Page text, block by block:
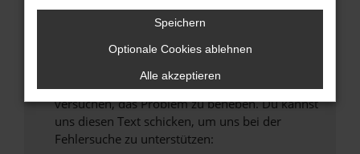
führen, dass bestimmte Funktionen nicht mehr
unterstützt werden.
Wende dich an den Webseitenbetreiber.
Wenn du alle oben genannten Schritte versucht
hast, kontaktiere uns bitte. Wir werden
versuchen, das Problem zu beheben. Du kannst
uns diesen Text schicken, um uns bei der
Fehlersuche zu unterstützen:
Speichern
Optionale Cookies ablehnen
Alle akzeptieren